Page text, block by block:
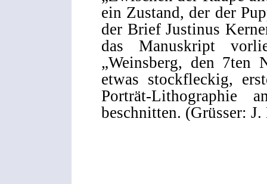
ein Zustand, der der
der Brief Justinus
das Manuskript
„Weinsberg, den 7ten
etwas stockfleckig,
Porträt-Lithographie
beschnitten. (Grüsser: